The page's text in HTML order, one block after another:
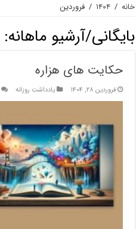
خانه / ۱۴۰۴ / فروردین
بایگانی/آرشیو ماهانه:
حکایت های هزاره
فروردین ۲۸, ۱۴۰۴ یادداشت روزانه